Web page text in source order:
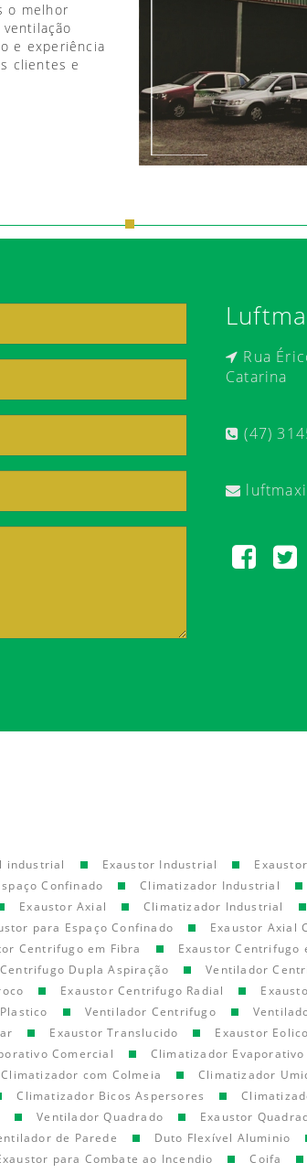
o melhor
e experiência
clientes e
Rua
Catarina
(47)
industrial Exaustor Industrial
Confinado Climatizador Industrial
Exaustor Axial Climatizador Industrial
para Espaço Confinado Exaustor Axial
Centrifugo em Fibra Exaustor Centrifugo
Dupla Aspiração
Ventilador
Exaustor Centrifugo Radial
Ventilador Centrifugo
Exaustor Translucido Exaustor
Comercial Climatizador Evaporativo
Climatizador com Colmeia Climatizador
Climatizador Bicos Aspersores
Ventilador Quadrado Exaustor
de Parede Duto Flexível Aluminio
para Combate ao Incendio Coifa